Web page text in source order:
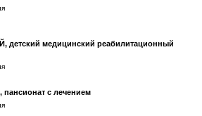
детский медицинский реабилитационный
с лечением